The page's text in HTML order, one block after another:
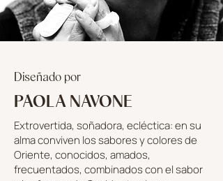
Diseñado por
PAOLA NAVONE
Extrovertida, soñadora, ecléctica: en su
alma conviven los sabores y colores de
Oriente, conocidos, amados,
frecuentados, combinados con el sabor